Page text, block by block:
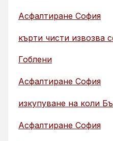
Асфалтиране София
кърти чисти извозва
Гоблени
Асфалтиране София
изкупуване на коли
Асфалтиране София